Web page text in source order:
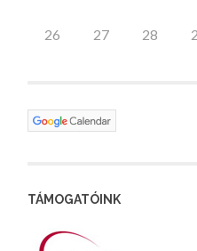
26 27 28
TÁMOGATÓINK